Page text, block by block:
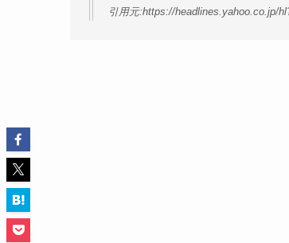
引用元:https://headlines.yahoo.co.jp/